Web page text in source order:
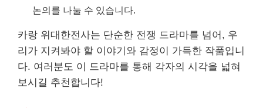
논의를 나눌 수 있습니다.
카랑 위대한전사는 단순한 전쟁 드라마를 넘어, 우
리가 지켜봐야 할 이야기와 감정이 가득한 작품입니
다. 여러분도 이 드라마를 통해 각자의 시각을 넓혀
보시길 추천합니다!